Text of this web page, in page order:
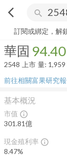
arrow_back_ios search
華固 94.40-0.94%
訂閱或綁定，解
華固 94.40
2548
上市 量: 1,959
前往相關富果研究
基本概況
市值 info_outline
301.81億
現金殖利率 info_outline
8.47%